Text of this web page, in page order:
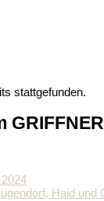
stattgefunden.
Haid und